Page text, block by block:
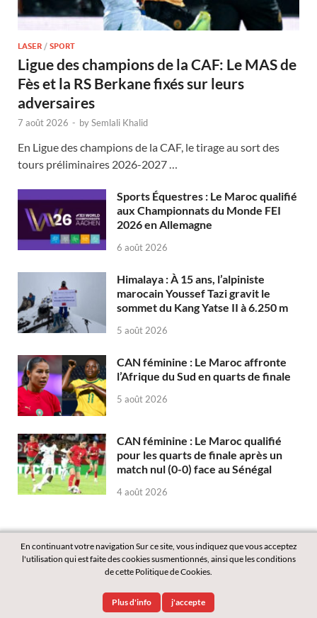
LASER / SPORT
Ligue des champions de la CAF: Le MAS de
Fès et la RS Berkane fixés sur leurs
adversaires
7 août 2026 - bySemlali Khalid
En Ligue des champions de la CAF, le tirage au sort des
tours préliminaires 2026-2027 …
Sports Équestres : Le Maroc qualifié
aux Championnats du Monde FEI
2026 en Allemagne
6 août 2026
Himalaya : À 15 ans, l’alpiniste
marocain Youssef Tazi gravit le
sommet du Kang Yatse II à 6.250 m
5 août 2026
CAN féminine : Le Maroc affronte
l’Afrique du Sud en quarts de finale
5 août 2026
CAN féminine : Le Maroc qualifié
pour les quarts de finale après un
match nul (0-0) face au Sénégal
4 août 2026
WordPressandHitMag.
En continuant votre navigation Sur ce site, vous indiquez que vous acceptez
l'utilisation qui est faite des cookies susmentionnés, ainsi que les conditions
de cette Politique de Cookies.
Plus d'info j'accepte